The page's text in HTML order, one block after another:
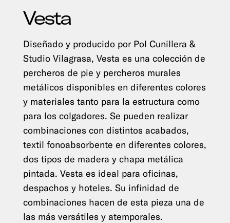
Vesta
Diseñado y producido por Pol Cunillera &
Studio Vilagrasa, Vesta es una colección de
percheros de pie y percheros murales
metálicos disponibles en diferentes colores
y materiales tanto para la estructura como
para los colgadores. Se pueden realizar
combinaciones con distintos acabados,
textil fonoabsorbente en diferentes colores,
dos tipos de madera y chapa metálica
pintada. Vesta es ideal para oficinas,
despachos y hoteles. Su infinidad de
combinaciones hacen de esta pieza una de
las más versátiles y atemporales.